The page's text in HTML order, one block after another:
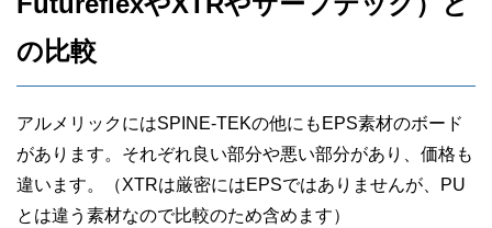
の比較
アルメリックにはSPINE-TEKの他にもEPS素材のボード
があります。それぞれ良い部分や悪い部分があり、価格も
違います。（XTRは厳密にはEPSではありませんが、PU
とは違う素材なので比較のため含めます）